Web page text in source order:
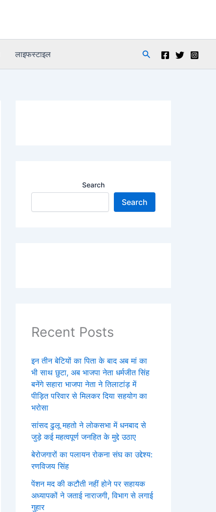
लाइफस्टाइल Search
Search
Search
Recent Posts
इन तीन बेटियों का पिता के बाद अब मां का
भी साथ छुटा, अब भाजपा नेता धर्मजीत सिंह
बनेंगे सहारा भाजपा नेता ने तिलाटांड़ में
पीड़ित परिवार से मिलकर दिया सहयोग का
भरोसा
सांसद ढुलू महतो ने लोकसभा में धनबाद से
जुड़े कई महत्वपूर्ण जनहित के मुद्दे उठाए
बेरोजगारों का पलायन रोकना संघ का उद्देश्य:
रणविजय सिंह
पेंशन मद की कटौती नहीं होने पर सहायक
अध्यापकों ने जताई नाराजगी, विभाग से लगाई
गुहार